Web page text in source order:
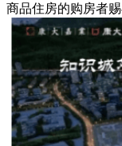
商品住房的购房者